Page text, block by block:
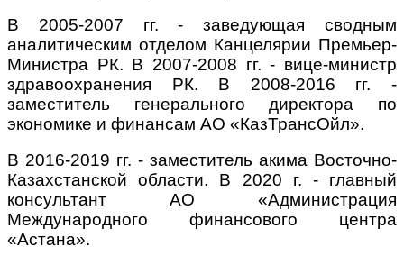
В 2005-2007 гг. - заведующая сводным
аналитическим отделом Канцелярии Премьер-
Министра РК. В 2007-2008 гг. - вице-министр
здравоохранения РК. В 2008-2016 гг. -
заместитель генерального директора по
экономике и финансам АО «КазТрансОйл».
В 2016-2019 гг. - заместитель акима Восточно-
Казахстанской области. В 2020 г. - главный
консультант АО «Администрация
Международного финансового центра
«Астана».